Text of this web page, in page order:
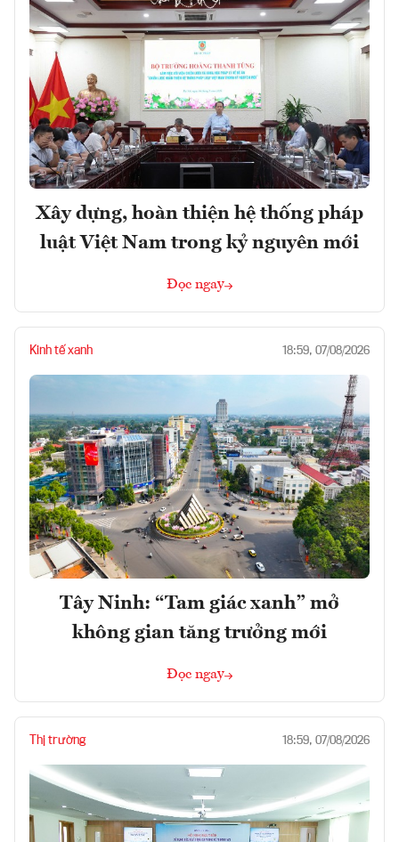
Xây dựng, hoàn thiện hệ thống pháp
luật Việt Nam trong kỷ nguyên mới
Đọc ngay
Kinh tế xanh 18:59, 07/08/2026
Tây Ninh: “Tam giác xanh” mở
không gian tăng trưởng mới
Đọc ngay
Thị trường 18:59, 07/08/2026